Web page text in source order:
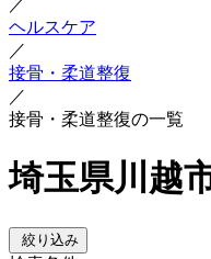
／
ヘルスケア
／
接骨・柔道整復
／
接骨・柔道整復の一覧
埼玉県川越
絞り込み